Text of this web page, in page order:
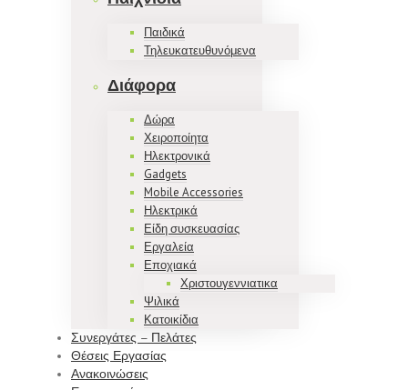
Παιδικά
Τηλευκατευθυνόμενα
Διάφορα
Δώρα
Χειροποίητα
Ηλεκτρονικά
Gadgets
Mobile Accessories
Ηλεκτρικά
Είδη συσκευασίας
Εργαλεία
Εποχιακά
Χριστουγεννιατικα
Ψιλικά
Κατοικίδια
Συνεργάτες – Πελάτες
Θέσεις Εργασίας
Ανακοινώσεις